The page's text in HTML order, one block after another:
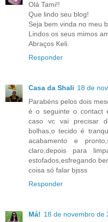
Olá Tami!!
Que lindo seu blog!
Seja bem vinda no meu
Lindos os seus mimos
Abraços Keli.
Responder
Casa da Shali 18 de
Parabéns pelos dois
é o seguinte o contact
caso vc vai precisar
bolhas,o tecido é
acabamento e
claro,depois para
estofados,esfregando
coisa só falar bjsss
Responder
Má! 18 de novembro de